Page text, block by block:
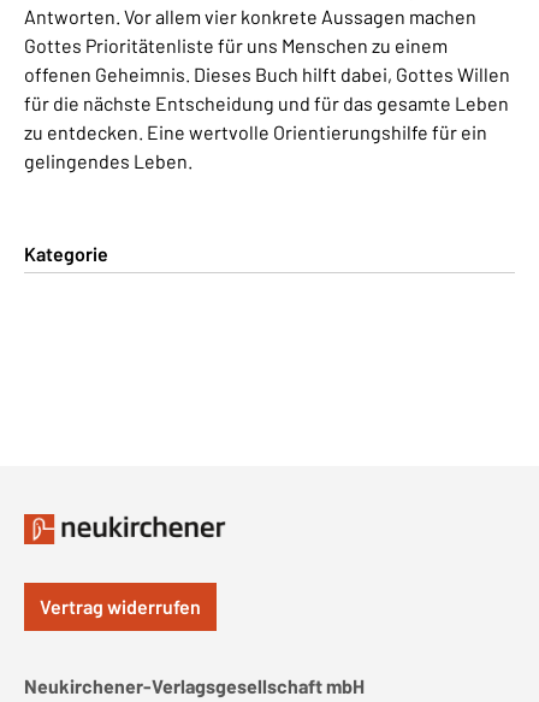
Antworten. Vor allem vier konkrete Aussagen machen
Gottes Prioritätenliste für uns Menschen zu einem
offenen Geheimnis. Dieses Buch hilft dabei, Gottes Willen
für die nächste Entscheidung und für das gesamte Leben
zu entdecken. Eine wertvolle Orientierungshilfe für ein
gelingendes Leben.
Kategorie
Vertrag widerrufen
Neukirchener-Verlagsgesellschaft mbH